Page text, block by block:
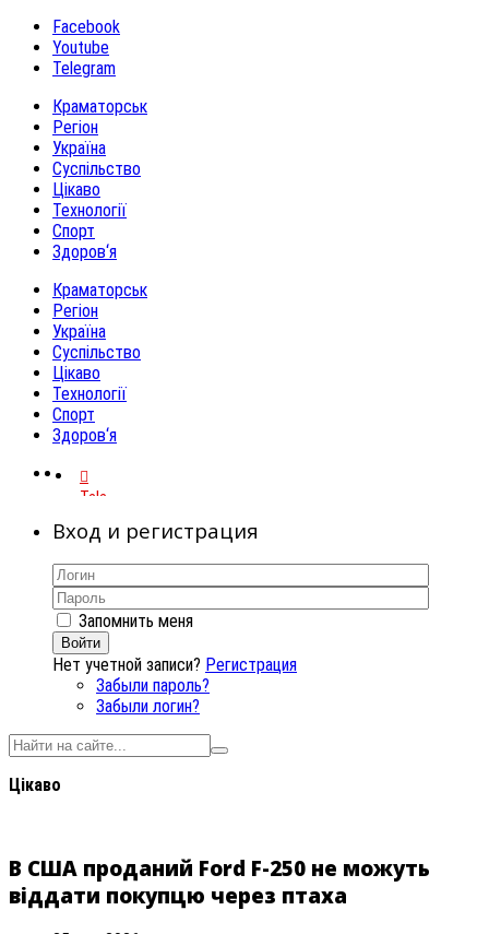
Facebook
Youtube
Telegram
Краматорськ
Регіон
Україна
Суспільство
Цікаво
Технології
Спорт
Здоров‘я
Краматорськ
Регіон
Україна
Суспільство
Цікаво
Технології
Спорт
Здоров‘я
Telegram
Вход и регистрация
Запомнить меня
Войти
Нет учетной записи? Регистрация
Забыли пароль?
Забыли логин?
Цікаво
В США проданий Ford F-250 не можуть
віддати покупцю через птаха